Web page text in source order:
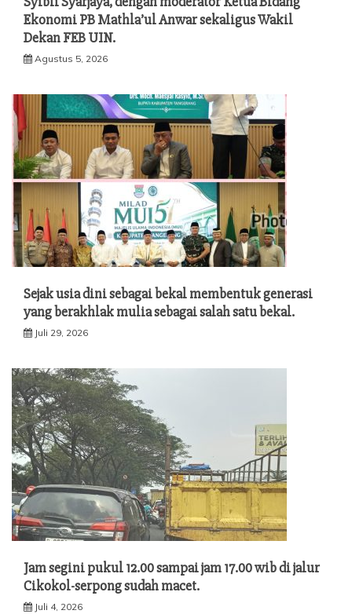
Ekonomi PB Mathla’ul Anwar sekaligus Wakil
Dekan FEB UIN.
Agustus 5, 2026
Sejak usia dini sebagai bekal membentuk generasi
yang berakhlak mulia sebagai salah satu bekal.
Juli 29, 2026
Jam segini pukul 12.00 sampai jam 17.00 wib di jalur
Cikokol-serpong sudah macet.
Juli 4, 2026